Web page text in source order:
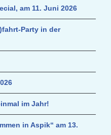
am 11. Juni 2026
Party in der
im Jahr!
in Aspik“ am 13.